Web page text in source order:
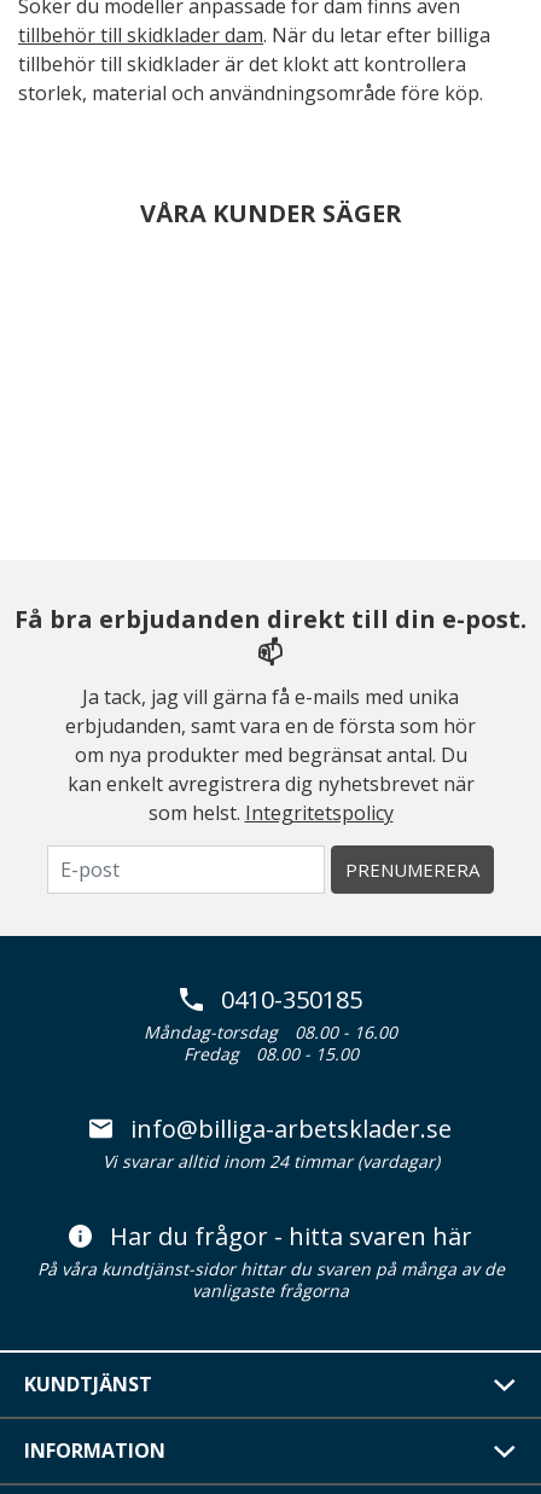
Söker du modeller anpassade för dam finns även
tillbehör till skidklader dam. När du letar efter billiga
tillbehör till skidklader är det klokt att kontrollera
storlek, material och användningsområde före köp.
VÅRA KUNDER SÄGER
Få bra erbjudanden direkt till din e-post.
📫
Ja tack, jag vill gärna få e-mails med unika
erbjudanden, samt vara en de första som hör
om nya produkter med begränsat antal. Du
kan enkelt avregistrera dig nyhetsbrevet när
som helst. Integritetspolicy
PRENUMERERA
0410-350185
Måndag-torsdag
08.00 - 16.00
Fredag
08.00 - 15.00
info@billiga-arbetsklader.se
Vi svarar alltid inom 24 timmar (vardagar)
Har du frågor - hitta svaren här
På våra kundtjänst-sidor hittar du svaren på många av de
vanligaste frågorna
KUNDTJÄNST
INFORMATION